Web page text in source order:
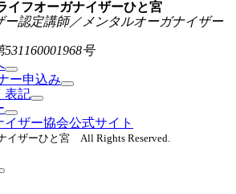
ー認定講師／メンタルオーガナイザー
号
ー申込み
表記
イザーひと宮 All Rights Reserved.